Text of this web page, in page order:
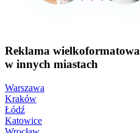
Reklama wielkoformatowa
w innych miastach
Warszawa
Kraków
Łódź
Katowice